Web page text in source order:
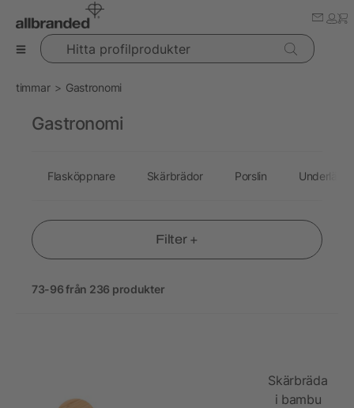
Hitta profilprodukter
timmar Gastronomi
Filter +
73-96 från 236 produkter
Skärbräda
i bambu
Gastronomi
Flasköppnare Skärbrädor Porslin Underlägg